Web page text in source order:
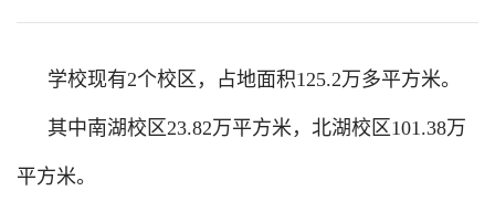
学校现有2个校区，占地面积125.2万多平方米。
其中南湖校区23.82万平方米，北湖校区101.38万
平方米。